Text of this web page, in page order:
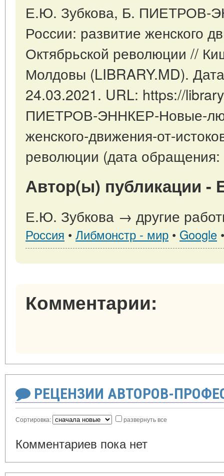
Е.Ю. Зубкова, Б. ПИЕТРОВ-
России: развитие женского
Октябрьской революции //
Молдовы (LIBRARY.MD).
24.03.2021. URL: https://
ПИЕТРОВ-ЭННКЕР-Новые-
женского-движения-от-
революции (дата
Автор(ы) публикации -
Е.Ю. Зубкова → другие
Россия • Либмонстр - мир • Google
Комментарии:
РЕЦЕНЗИИ АВТОРОВ-
Сортировка: развернуть все
Комментариев пока нет